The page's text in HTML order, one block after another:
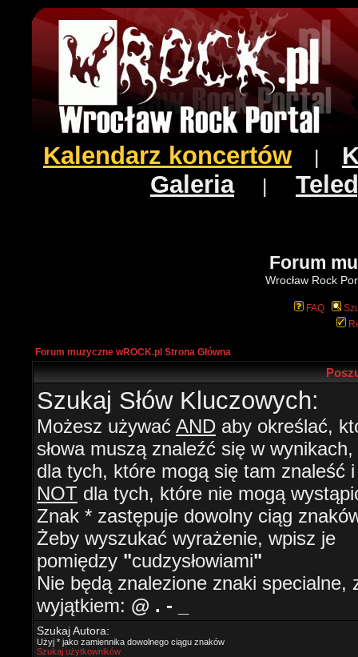
Kalendarz koncertów
Galeria|
Forum
Wrocław Rock
FAQ
Forum muzyczne wROCK.pl Strona Główna
Szukaj Słów Kluczowych:
Możesz używać AND aby określać,
słowa muszą znaleźć się w wynikach,
dla tych, które mogą się tam znaleść i
NOT dla tych, które nie mogą
Znak * zastępuje dowolny ciąg
Żeby wyszukać wyrażenie, wpisz je
pomiędzy "cudzysłowiami"
Nie będą znalezione znaki specialne,
wyjątkiem: @ . - _
Szukaj Autora:
Użyj * jako zamiennika dowolnego ciągu znaków
Szukaj użytkowników